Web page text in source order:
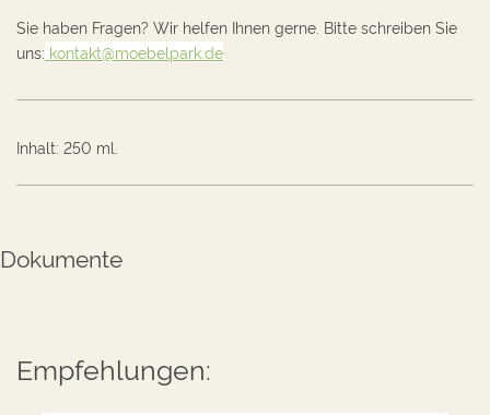
Sie haben Fragen? Wir helfen Ihnen gerne. Bitte schreiben Sie
uns: kontakt@moebelpark.de
Inhalt: 250 ml.
Dokumente
Empfehlungen: